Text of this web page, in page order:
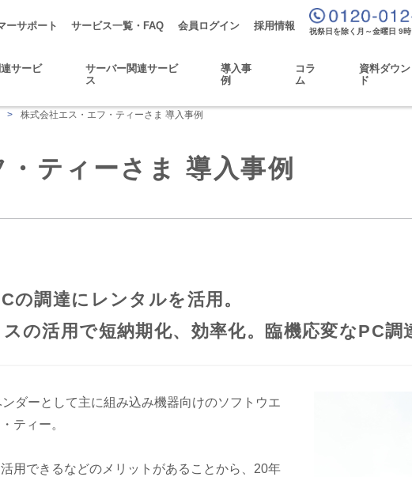
ーサポート サービス一覧・FAQ 会員ログイン 採用情報
祝祭日を除く月～金曜日 9
サービ
サーバー関連サービ
ス
導入事
例
コラ
ム
資料ダウ
ド
> 株式会社エス・エフ・ティーさま 導入事例
ティーさま 導入事例
の調達にレンタルを活用。
の活用で短納期化、効率化。臨機応変なPC調
ダーとして主に組み込み機器向けのソフトウエ
ティー。
用できるなどのメリットがあることから、20年